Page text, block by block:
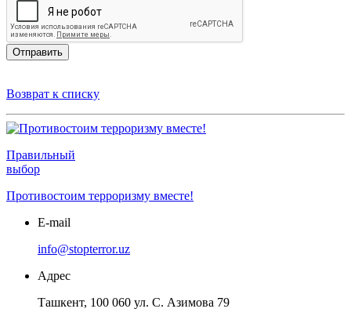
Отправить
Возврат к списку
Правильный
выбор
Противостоим терроризму вместе!
E-mail
info@stopterror.uz
Адрес
Ташкент, 100 060 ул. С. Азимова 79